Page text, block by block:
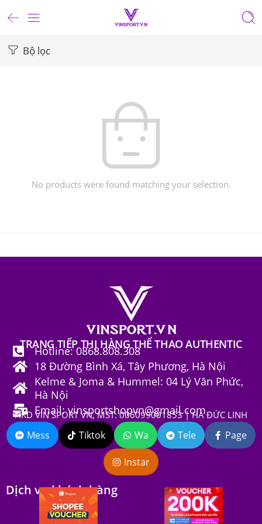
Bộ lọc
No products were found matching your selection.
TRANG TIẾP THỊ HÀNG THỂ THAO AUTHENTIC
Hotline: 0868.808.308
18 Đường Bình Xá, Tây Phương, Hà Nội
Kelme & Joma & Hummel: 04 Lý Văn Phức,
Hà Nội
Email: vinsportshopvn@gmail.com
HKD VIN SPORT VN, MST: 006099001853 | HÀ ĐỨC LINH
Mess Tiktok Wa Tele Page
Instar
Dịch vụ khách hàng